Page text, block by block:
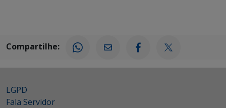
Compartilhe:
LGPD
Fala Servidor